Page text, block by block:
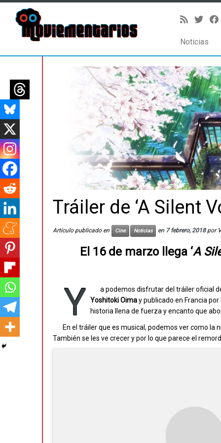
contenido
Noticias
Tráiler de ‘A Silent
Artículo publicado en Cine Noticias en 7 febrero, 2018 por
El 16 de marzo llega ‘A
Y
a podemos disfrutar del tráiler oficial
Yoshitoki Oimay publicado en Francia por
historia llena de fuerza y encanto que
En el tráiler que es musical, podemos ver como
También se les ve crecer y por lo que parece el